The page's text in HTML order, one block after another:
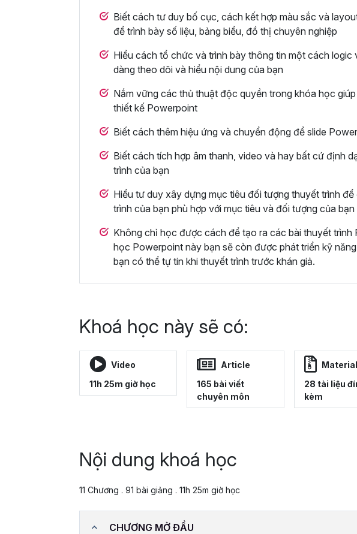
Biết cách tư duy bố cục, cách kết hợp màu sắc và
để trình bày số liệu, bảng biểu, đồ thị chuyên nghiệp
Hiểu cách tổ chức và trình bày thông tin một cách logic
dàng theo dõi và hiểu nội dung của bạn
Nắm vững các thủ thuật độc quyền trong khóa học
thiết kế Powerpoint
Biết cách thêm hiệu ứng và chuyển động để slide
Biết cách tích hợp âm thanh, video và hay bất cứ định
trình của bạn
Hiểu tư duy xây dựng mục tiêu đối tượng thuyết trình
trình của bạn phù hợp với mục tiêu và đối tượng của bạn
Không chỉ học được cách để tạo ra các bài thuyết trình
học Powerpoint này bạn sẽ còn được phát triển kỹ
bạn có thể tự tin khi thuyết trình trước khán giả.
Khoá học này sẽ có:
Video
11h 25m giờ học
Article
165 bài viết
chuyên môn
Material
28 tài liệu
kèm
Nội dung khoá học
11 Chương . 91 bài giảng . 11h 25m giờ học
CHƯƠNG MỞ ĐẦU